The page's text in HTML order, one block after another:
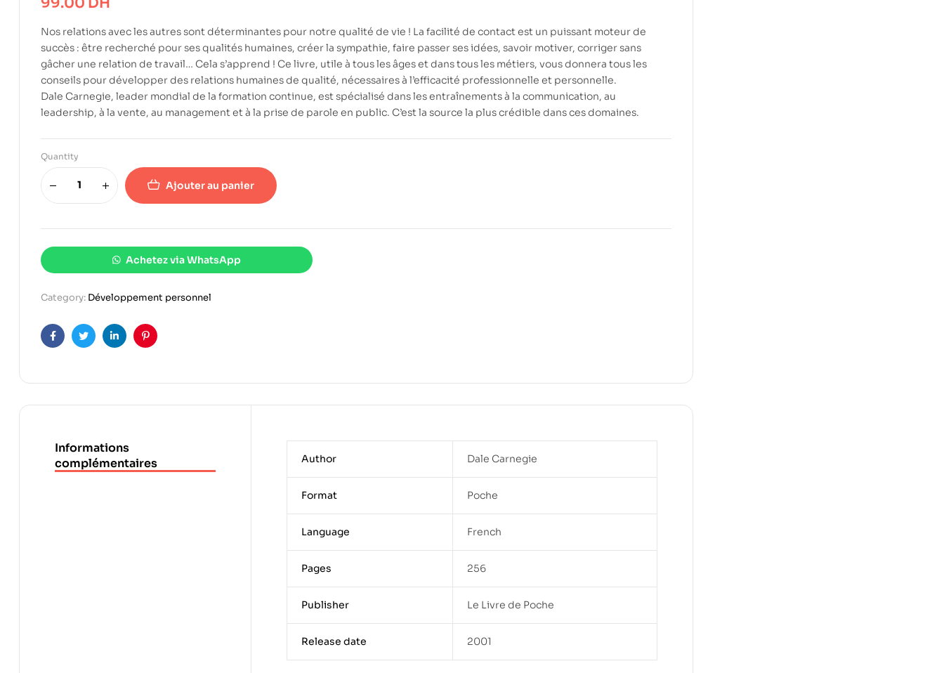
Nos relations avec les autres sont déterminantes pour notre qualité de vie ! La facilité de contact est un puissant moteur de
succès : être recherché pour ses qualités humaines, créer la sympathie, faire passer ses idées, savoir motiver, corriger sans
gâcher une relation de travail… Cela s’apprend ! Ce livre, utile à tous les âges et dans tous les métiers, vous donnera tous les
conseils pour développer des relations humaines de qualité, nécessaires à l’efficacité professionnelle et personnelle.
Dale Carnegie, leader mondial de la formation continue, est spécialisé dans les entraînements à la communication, au
leadership, à la vente, au management et à la prise de parole en public. C’est la source la plus crédible dans ces domaines.
Quantity
Ajouter au panier
Achetez via WhatsApp
Category: Développement personnel
FacebookTwitterLinkedinPinterest
Informations
complémentaires
Author Dale Carnegie
Format Poche
Language French
Pages 256
Publisher Le Livre de Poche
Release date 2001